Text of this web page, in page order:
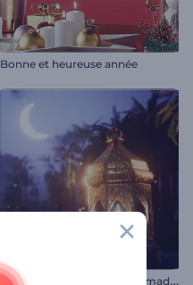
Bonne et heureuse année
I
ntro nuit scintillante de Ramadan